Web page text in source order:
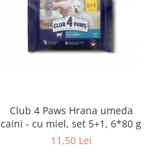
Club 4 Paws Hrana umeda
caini - cu miel, set 5+1, 6*80 g
11,50 Lei